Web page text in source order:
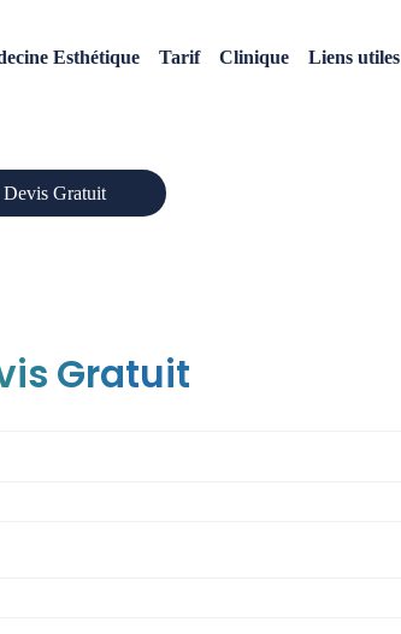
Esthétique Tarif Clinique Liens utiles
Devis Gratuit
Gratuit